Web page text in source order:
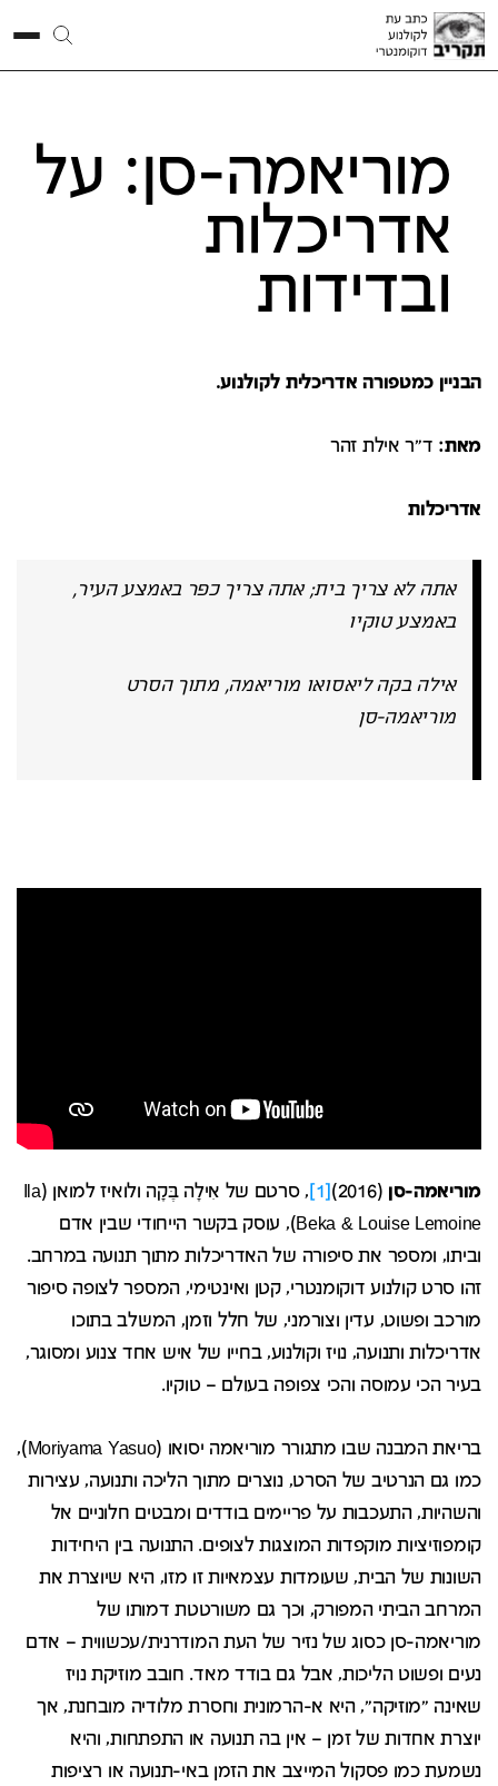
מוריאמה-סן: על
אדריכלות
ובדידות
הבניין כמטפורה אדריכלית לקולנוע.
מאת: ד"ר אילת זהר
אדריכלות
אתה לא צריך בית; אתה צריך כפר באמצע העיר,
באמצע טוקיו
אילה בקה ליאסואו מוריאמה, מתוך הסרט
מוריאמה-סן
מוריאמה-סן (2016)
, סרטם של אִילָה בֶּקָה ולואיז למואן (Ila
Beka & Louise Lemoine), עוסק בקשר הייחודי שבין אדם
וביתו, ומספר את סיפורה של האדריכלות מתוך תנועה במרחב.
זהו סרט קולנוע דוקומנטרי, קטן ואינטימי, המספר לצופה סיפור
מורכב ופשוט, עדין וצורמני, של חלל וזמן, המשלב בתוכו
אדריכלות ותנועה, נויז וקולנוע, בחייו של איש אחד צנוע ומסוגר,
בעיר הכי עמוסה והכי צפופה בעולם – טוקיו.
בריאת המבנה שבו מתגורר מוריאמה יסואו (Moriyama Yasuo),
כמו גם הנרטיב של הסרט, נוצרים מתוך הליכה ותנועה, עצירות
והשהיות, התעכבות על פריימים בודדים ומבטים חלוניים אל
קומפוזיציות מוקפדות המוצגות לצופים. התנועה בין היחידות
השונות של הבית, שעומדות עצמאיות זו מזו, היא שיוצרת את
המרחב הביתי המפורק, וכך גם משורטטת דמותו של
מוריאמה-סן כסוג של נזיר של העת המודרנית/עכשווית – אדם
נעים ופשוט הליכות, אבל גם בודד מאד. חובב מוזיקת נויז
שאינה "מוזיקה", היא א-הרמונית וחסרת מלודיה מובחנת, אך
יוצרת אחדות של זמן – אין בה תנועה או התפתחות, והיא
נשמעת כמו פסקול המייצב את הזמן באי-תנועה או רציפות